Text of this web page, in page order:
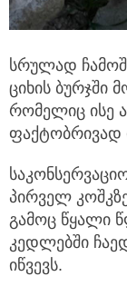
სრულად
ციხის ბურჯში
რომელიც ისე
ფაქტობრივად
პირველ
გამოც წყალი
კედლებში
იწვევს.